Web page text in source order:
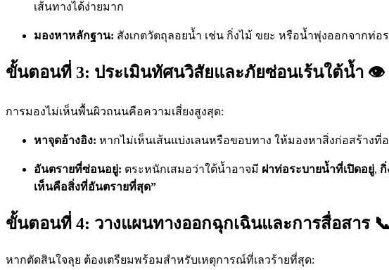
เส้นทางได้ง่ายมาก
มองหาหลักฐาน: สังเกตวัตถุลอยน้ำ เช่น กิ่งไม้ ขยะ หรือน้ำพุ่งออกจาก
ขั้นตอนที่ 3: ประเมินทัศนวิสัยและภัยซ่อนเร้นใต้น้ำ 👁️
การมองไม่เห็นพื้นผิวถนนคือความเสี่ยงสูงสุด:
หาจุดอ้างอิง: หากไม่เห็นเส้นแบ่งเลนหรือขอบทาง ให้มองหาสิ่งก่อสร้าง
อันตรายที่ซ่อนอยู่: ตระหนักเสมอว่าใต้น้ำอาจมี ฝาท่อระบายน้ำที่เปิดอยู่,
เห็นคือสิ่งที่อันตรายที่สุด”
ขั้นตอนที่ 4: วางแผนทางออกฉุกเฉินและการสื่อสาร 📞
หากตัดสินใจลุย ต้องเตรียมพร้อมสำหรับเหตุการณ์ที่เลวร้ายที่สุด: